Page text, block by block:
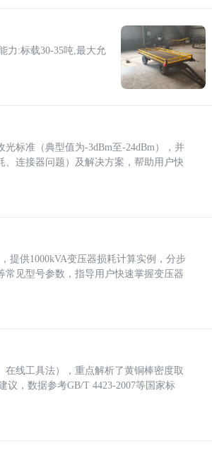
力:标载30-35吨,最大允
标准（典型值为-3dBm至-24dBm），并
连接器问题）及解决方案，帮助用户快
提供1000kVA变压器损耗计算实例，分步
常见型号参数，指导用户快速掌握变压器
线工具法），重点解析了黄铜棒密度取
议，数据参考GB/T 4423-2007等国家标